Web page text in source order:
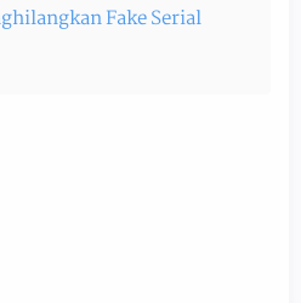
Fake Serial